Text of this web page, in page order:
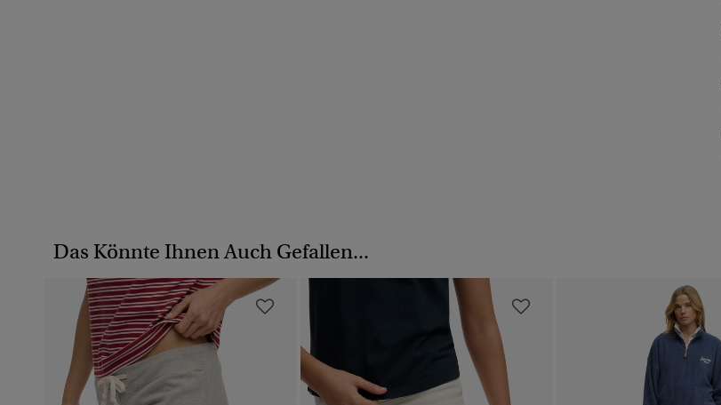
Das Könnte Ihnen Auch Gefallen...